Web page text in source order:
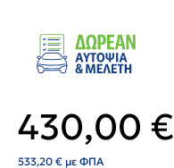
430,00 €
533,20 € με ΦΠΑ